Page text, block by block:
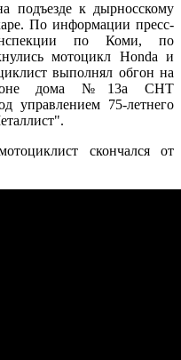
подъезде к дырносскому
По информации пресс-
по Коми, по
мотоцикл Honda и
выполнял обгон на
дома №13а СНТ
управлением 75-летнего
скончался от